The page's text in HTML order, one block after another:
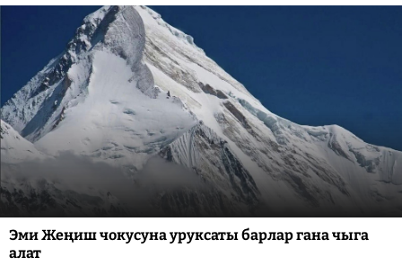
Эми Жеңиш чокусуна уруксаты барлар гана чыга
алат